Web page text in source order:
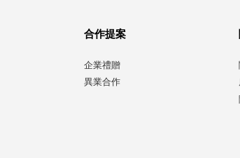
合作提案
企業禮贈
異業合作